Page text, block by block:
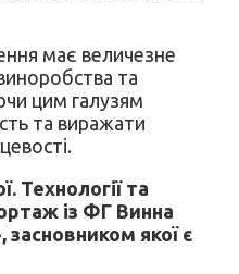
має величезне
та
цим галузям
та виражати
Технології та
із ФГ Винна
якої є